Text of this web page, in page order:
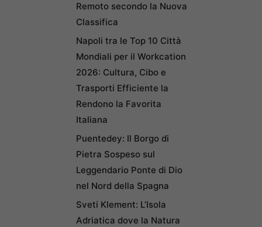
Remoto secondo la Nuova
Classifica
Napoli tra le Top 10 Città
Mondiali per il Workcation
2026: Cultura, Cibo e
Trasporti Efficiente la
Rendono la Favorita
Italiana
Puentedey: Il Borgo di
Pietra Sospeso sul
Leggendario Ponte di Dio
nel Nord della Spagna
Sveti Klement: L’Isola
Adriatica dove la Natura